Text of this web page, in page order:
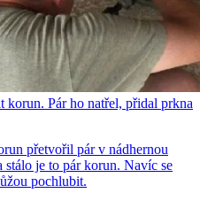
korun. Pár ho natřel, přidal prkna
přetvořil pár v nádhernou
je to pár korun. Navíc se
pochlubit.